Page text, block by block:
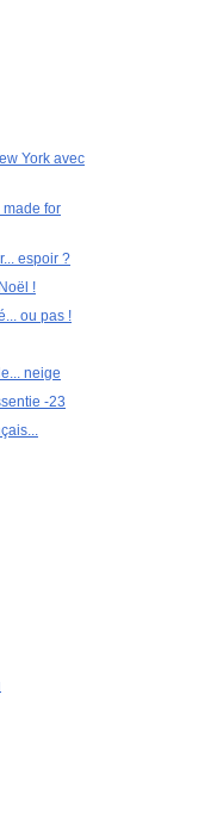
York avec
made for
espoir ?
!
ou pas !
neige
-23